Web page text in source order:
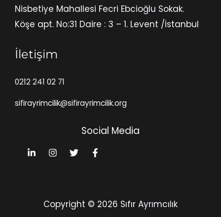
Nisbetiye Mahallesi Fecri Ebcioğlu Sokak.
Köşe apt. No:31 Daire : 3 – 1. Levent /İstanbul
İletişim
0212 241 02 71
sifirayrimcilik@sifirayrimcilik.org
Social Media
Copyright © 2026 Sıfır Ayrımcılık